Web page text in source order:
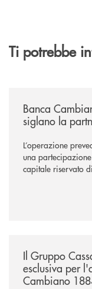
Ti potrebbe
Banca
siglano la
L’operazione
una
capitale riservato
comuni e sulla
Il Gruppo
esclusiva per
Cambiano